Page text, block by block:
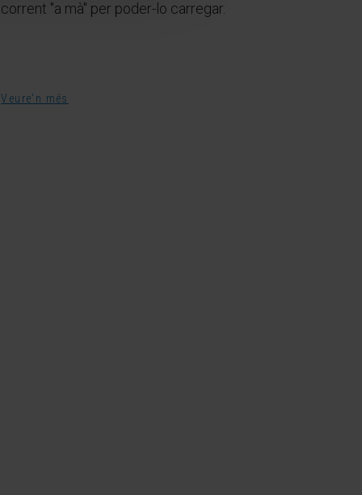
corrent "a mà" per poder-lo carregar.
Veure'n més